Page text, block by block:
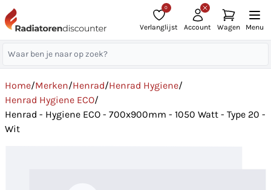
0
Verlanglijst Account Wagen Menu
Home/Merken/Henrad/Henrad Hygiene/
Henrad Hygiene ECO/
Henrad - Hygiene ECO - 700x900mm - 1050 Watt - Type 20 -
Wit